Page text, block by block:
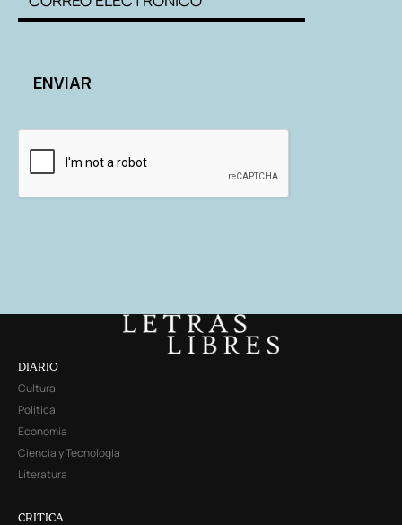
DIARIO
Cultura
Política
Economía
Ciencia y Tecnología
Literatura
CRITICA